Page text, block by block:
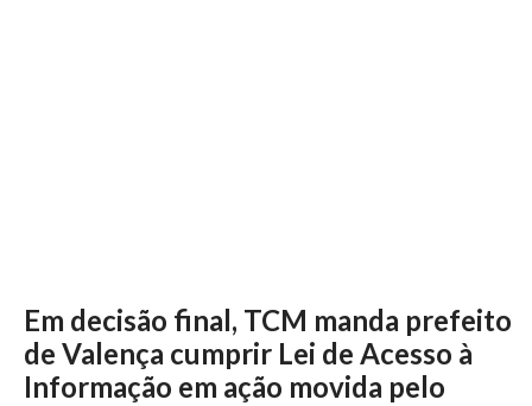
Em decisão final, TCM manda prefeito
de Valença cumprir Lei de Acesso à
Informação em ação movida pelo